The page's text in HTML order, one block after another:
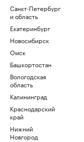
Санкт-Петербург
и область
Екатеринбург
Новосибирск
Омск
Башкортостан
Вологодская
область
Калининград
Краснодарский
край
Нижний
Новгород